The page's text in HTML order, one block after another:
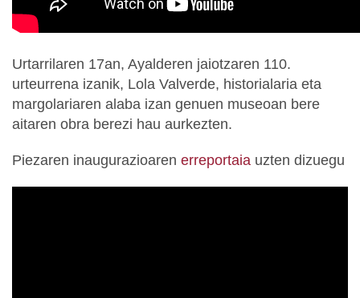
Urtarrilaren 17an, Ayalderen jaiotzaren 110.
urteurrena izanik, Lola Valverde, historialaria eta
margolariaren alaba izan genuen museoan bere
aitaren obra berezi hau aurkezten.
Piezaren inaugurazioaren erreportaia uzten dizuegu